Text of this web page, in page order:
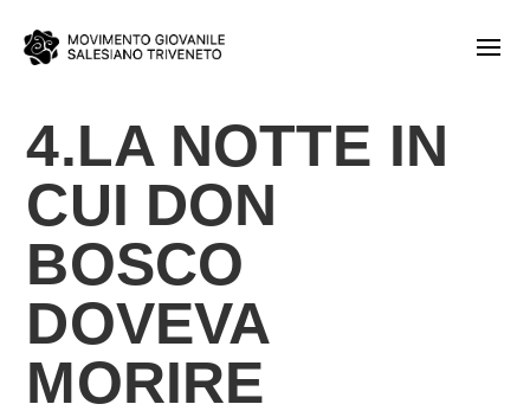
4.LA NOTTE IN
CUI DON
BOSCO
DOVEVA
MORIRE